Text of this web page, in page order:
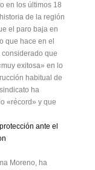
en los últimos 18
de la región
el paro baja en
que hace en el
considerado que
exitosa» en lo
habitual de
ha
«récord» y que
ante el
Moreno, ha